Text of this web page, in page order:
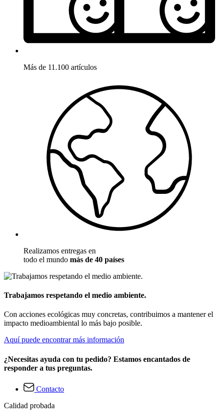
Más de 11.100 artículos
Realizamos entregas en
todo el mundo más de 40 países
Trabajamos respetando el medio ambiente.
Con acciones ecológicas muy concretas, contribuimos a mantener el
impacto medioambiental lo más bajo posible.
Aquí puede encontrar más información
¿Necesitas ayuda con tu pedido? Estamos encantados de
responder a tus preguntas.
Contacto
Calidad probada